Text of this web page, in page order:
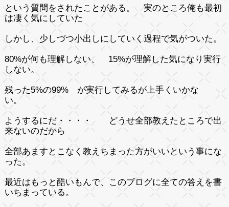
という質問をされたことがある。 実のところ俺も最初
は凄く気にしていた
しかし、少しづつ小出しにしていく過程で気がついた。
80%が何も理解しない、 15%が理解した気になり実行
しない。
残った5%の99% が実行してみるが上手くいかな
い。
ようするにだ・・・・ どうせ全部教えたところで出
来ないのだから
全部あますとこなく教えちまった方がいいという事にな
った。
最近はもっと酷いもんで、このブログに全ての答えを書
いちまっている。